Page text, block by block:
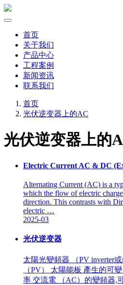
首页
关于我们
产品中心
工程案例
新闻资讯
联系我们
首页
光伏逆变器上的AC
光伏逆变器上的
Electric Current AC & DC
Alternating Current (AC) is a
which the flow of electric
direction. This contrasts with
electric …
2025-03
光伏逆变器
太陽光變頻器 （PV inverter
（PV） 太陽能板 產生的可
率 交流電 （AC）的變頻器,